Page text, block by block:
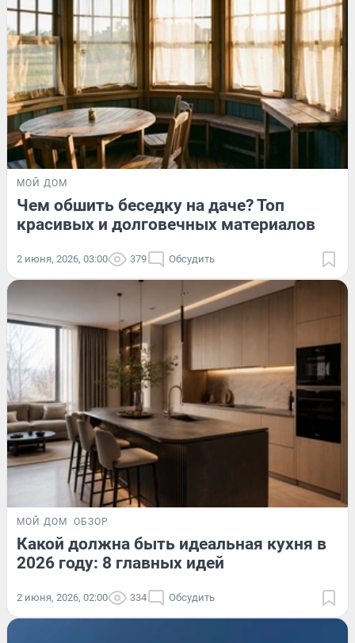
МОЙ ДОМ
Чем обшить беседку на даче? Топ
красивых и долговечных материалов
2 июня, 2026, 03:00 379 Обсудить
МОЙ ДОМ ОБЗОР
Какой должна быть идеальная кухня в
2026 году: 8 главных идей
2 июня, 2026, 02:00 334 Обсудить